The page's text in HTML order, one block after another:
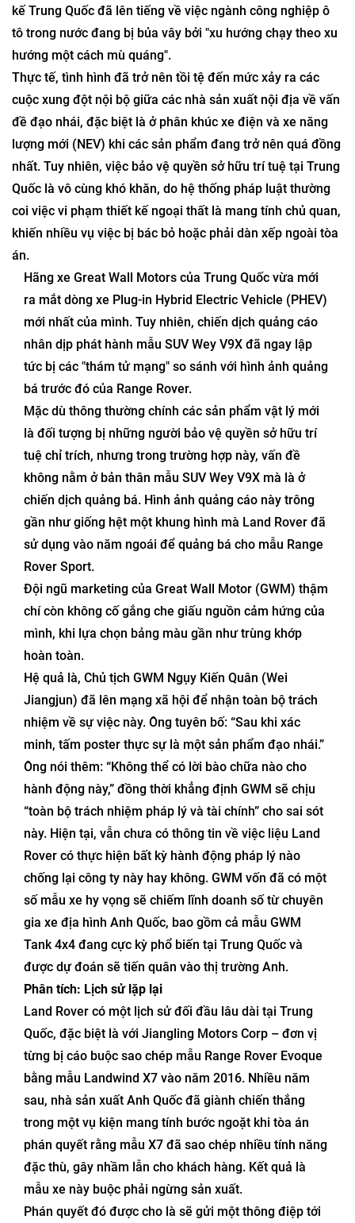
kế Trung Quốc đã lên tiếng về việc ngành công nghiệp ô
tô trong nước đang bị bủa vây bởi "xu hướng chạy theo xu
hướng một cách mù quáng".
Thực tế, tình hình đã trở nên tồi tệ đến mức xảy ra các
cuộc xung đột nội bộ giữa các nhà sản xuất nội địa về vấn
đề đạo nhái, đặc biệt là ở phân khúc xe điện và xe năng
lượng mới (NEV) khi các sản phẩm đang trở nên quá đồng
nhất. Tuy nhiên, việc bảo vệ quyền sở hữu trí tuệ tại Trung
Quốc là vô cùng khó khăn, do hệ thống pháp luật thường
coi việc vi phạm thiết kế ngoại thất là mang tính chủ quan,
khiến nhiều vụ việc bị bác bỏ hoặc phải dàn xếp ngoài tòa
án.
Hãng xe Great Wall Motors của Trung Quốc vừa mới
ra mắt dòng xe Plug-in Hybrid Electric Vehicle (PHEV)
mới nhất của mình. Tuy nhiên, chiến dịch quảng cáo
nhân dịp phát hành mẫu SUV Wey V9X đã ngay lập
tức bị các "thám tử mạng" so sánh với hình ảnh quảng
bá trước đó của Range Rover.
Mặc dù thông thường chính các sản phẩm vật lý mới
là đối tượng bị những người bảo vệ quyền sở hữu trí
tuệ chỉ trích, nhưng trong trường hợp này, vấn đề
không nằm ở bản thân mẫu SUV Wey V9X mà là ở
chiến dịch quảng bá. Hình ảnh quảng cáo này trông
gần như giống hệt một khung hình mà Land Rover đã
sử dụng vào năm ngoái để quảng bá cho mẫu Range
Rover Sport.
Đội ngũ marketing của Great Wall Motor (GWM) thậm
chí còn không cố gắng che giấu nguồn cảm hứng của
mình, khi lựa chọn bảng màu gần như trùng khớp
hoàn toàn.
Hệ quả là, Chủ tịch GWM Ngụy Kiến Quân (Wei
Jiangjun) đã lên mạng xã hội để nhận toàn bộ trách
nhiệm về sự việc này. Ông tuyên bố: “Sau khi xác
minh, tấm poster thực sự là một sản phẩm đạo nhái.”
Ông nói thêm: “Không thể có lời bào chữa nào cho
hành động này,” đồng thời khẳng định GWM sẽ chịu
“toàn bộ trách nhiệm pháp lý và tài chính” cho sai sót
này. Hiện tại, vẫn chưa có thông tin về việc liệu Land
Rover có thực hiện bất kỳ hành động pháp lý nào
chống lại công ty này hay không. GWM vốn đã có một
số mẫu xe hy vọng sẽ chiếm lĩnh doanh số từ chuyên
gia xe địa hình Anh Quốc, bao gồm cả mẫu GWM
Tank 4x4 đang cực kỳ phổ biến tại Trung Quốc và
được dự đoán sẽ tiến quân vào thị trường Anh.
Phân tích: Lịch sử lặp lại
Land Rover có một lịch sử đối đầu lâu dài tại Trung
Quốc, đặc biệt là với Jiangling Motors Corp – đơn vị
từng bị cáo buộc sao chép mẫu Range Rover Evoque
bằng mẫu Landwind X7 vào năm 2016. Nhiều năm
sau, nhà sản xuất Anh Quốc đã giành chiến thắng
trong một vụ kiện mang tính bước ngoặt khi tòa án
phán quyết rằng mẫu X7 đã sao chép nhiều tính năng
đặc thù, gây nhầm lẫn cho khách hàng. Kết quả là
mẫu xe này buộc phải ngừng sản xuất.
Phán quyết đó được cho là sẽ gửi một thông điệp tới